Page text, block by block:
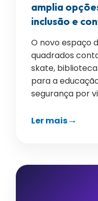
amplia
inclusão e
O novo espaço
quadrados
skate,
para a
segurança por
Ler mais